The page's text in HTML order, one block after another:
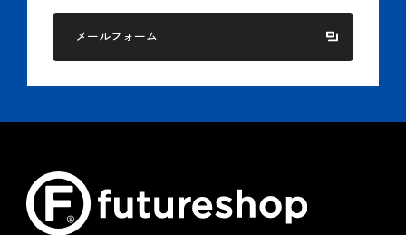
メールフォーム